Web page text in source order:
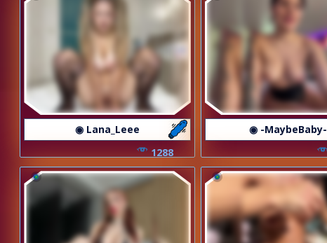
◉ Lana_Leee
1288
◉ -MaybeBaby-